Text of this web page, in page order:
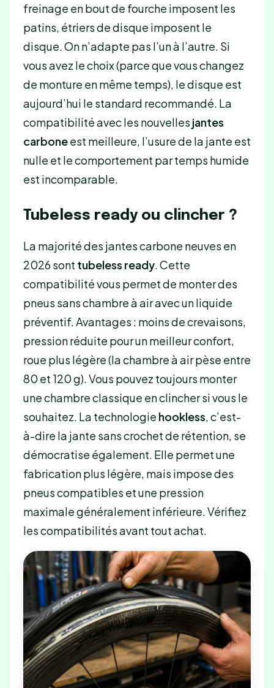
freinage en bout de fourche imposent les
patins, étriers de disque imposent le
disque. On n’adapte pas l’un à l’autre. Si
vous avez le choix (parce que vous changez
de monture en même temps), le disque est
aujourd’hui le standard recommandé. La
compatibilité avec les nouvelles jantes
carboneest meilleure, l’usure de la jante est
nulle et le comportement par temps humide
est incomparable.
Tubeless ready ou clincher ?
La majorité des jantes carbone neuves en
2026 sont tubeless ready. Cette
compatibilité vous permet de monter des
pneus sans chambre à air avec un liquide
préventif. Avantages : moins de crevaisons,
pression réduite pour un meilleur confort,
roue plus légère (la chambre à air pèse entre
80 et 120 g). Vous pouvez toujours monter
une chambre classique en clincher si vous le
souhaitez. La technologie hookless, c’est-
à-dire la jante sans crochet de rétention, se
démocratise également. Elle permet une
fabrication plus légère, mais impose des
pneus compatibles et une pression
maximale généralement inférieure. Vérifiez
les compatibilités avant tout achat.